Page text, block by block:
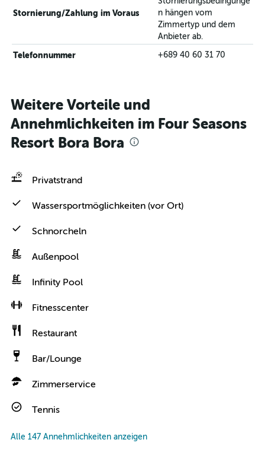
Stornierung/Zahlung im Voraus
n hängen vom
Zimmertyp und dem
Anbieter ab.
Telefonnummer +689 40 60 31 70
Weitere Vorteile und
Annehmlichkeiten im Four Seasons
Resort Bora Bora
Privatstrand
Wassersportmöglichkeiten (vor Ort)
Schnorcheln
Außenpool
Infinity Pool
Fitnesscenter
Restaurant
Bar/Lounge
Zimmerservice
Tennis
Alle 147 Annehmlichkeiten anzeigen